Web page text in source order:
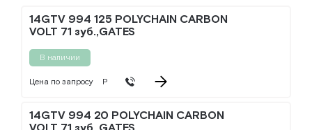
14GTV 994 125 POLYCHAIN CARBON
VOLT 71 зуб.,GATES
В наличии
Цена по запросу Р
14GTV 994 20 POLYCHAIN CARBON